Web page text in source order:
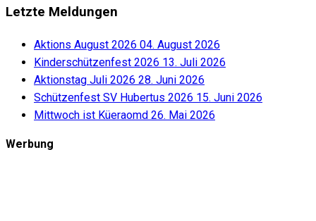
Letzte Meldungen
Aktions August 2026 04. August 2026
Kinderschützenfest 2026 13. Juli 2026
Aktionstag Juli 2026 28. Juni 2026
Schützenfest SV Hubertus 2026 15. Juni 2026
Mittwoch ist Küeraomd 26. Mai 2026
Werbung